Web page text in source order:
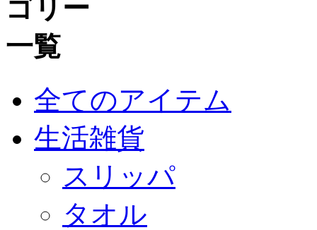
全てのアイテム
生活雑貨
スリッパ
タオル